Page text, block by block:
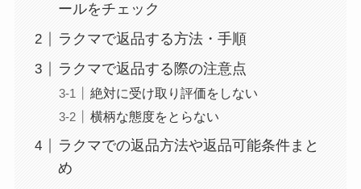
ールをチェック
ラクマで返品する方法・手順
ラクマで返品する際の注意点
絶対に受け取り評価をしない
横柄な態度をとらない
ラクマでの返品方法や返品可能条件まと
め